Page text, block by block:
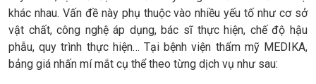
khác nhau. Vấn đề này phụ thuộc vào nhiều yếu tố như cơ sở
vật chất, công nghệ áp dụng, bác sĩ thực hiện, chế độ hậu
phẫu, quy trình thực hiện… Tại bệnh viện thẩm mỹ MEDIKA,
bảng giá nhấn mí mắt cụ thể theo từng dịch vụ như sau: